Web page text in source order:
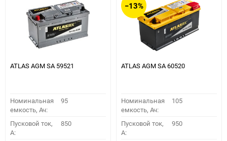
ATLAS AGM SA 59521
Номинальная
емкость, Ач:
95
Пусковой ток,
A:
850
−13%
ATLAS AGM SA 60520
Номинальная
емкость, Ач:
105
Пусковой ток,
A:
950